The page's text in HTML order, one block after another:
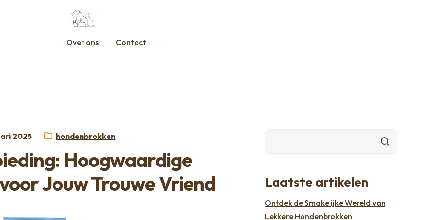
Over ons Contact
2025 Categorie:
hondenbrokken
Hoogwaardige
Jouw Trouwe Vriend
Laatste artikelen
Ontdek de Smakelijke Wereld van
Lekkere Hondenbrokken